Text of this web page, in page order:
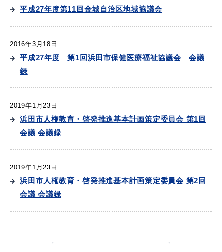
引っ越し・住まい
高齢者・介護
目的から探す
平成27年度第11回金城自治区地域協議会
2016年3月18日
平成27年度 第1回浜田市保健医療福祉協議会 会議
録
2019年1月23日
浜田市人権教育・啓発推進基本計画策定委員会 第1回
会議 会議録
2019年1月23日
浜田市人権教育・啓発推進基本計画策定委員会 第2回
会議 会議録